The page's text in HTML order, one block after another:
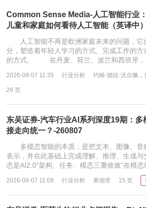
Common Sense Media-人工智能行业
儿童和家庭如何看待人工智能（英译中
人工智能不再是欧洲家庭未来的问题，它
分，塑造着年轻人学习的方式、完成工作的
的方式。 在丹麦、荷兰、波兰和西班牙，
2026-08-07 11:35 行业分析 约翰·德拉·沃尔佩
28 页
东吴证券-汽车行业AI系列深度19期：多
接走向统一？-260807
多模态智能的本质，是把文本、图像、音
表示，并在此基础上完成理解、推理、生成
态是AI2.0“架构、任务、模态三重收敛”在模态
2026-08-07 11:08 行业分析 黄细里 15 页